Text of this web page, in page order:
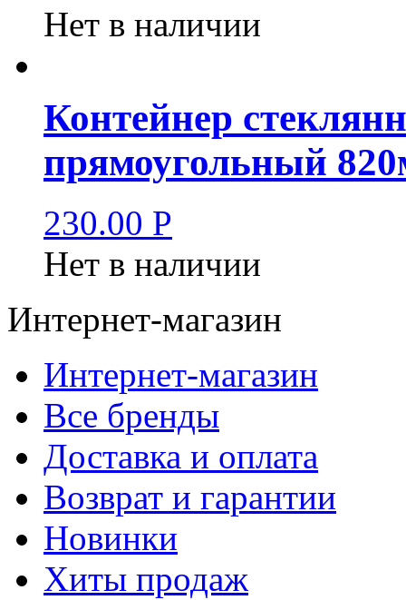
Нет в наличии
Контейнер
прямоугольный
230.00 Р
Нет в наличии
Интернет-магазин
Интернет-магазин
Все бренды
Доставка и оплата
Возврат и гарантии
Новинки
Хиты продаж